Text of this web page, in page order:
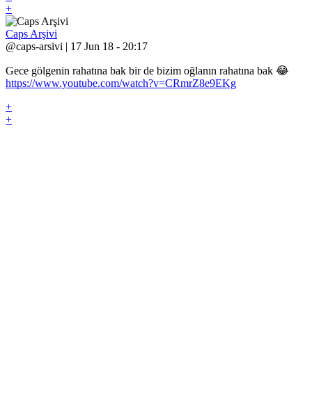
+
Caps Arşivi
@caps-arsivi | 17 Jun 18 - 20:17
Gece gölgenin rahatına bak bir de bizim oğlanın rahatına bak 😂
https://www.youtube.com/watch?v=CRmrZ8e9EKg
+
+